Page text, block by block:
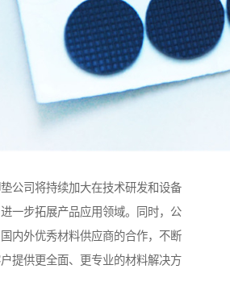
公司将持续加大在技术研发和设备
一步拓展产品应用领域。同时，公
内外优秀材料供应商的合作，不断
提供更全面、更专业的材料解决方